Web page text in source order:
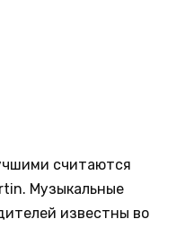
считаются
Музыкальные
известны во